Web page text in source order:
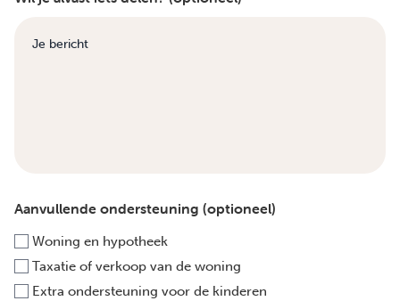
Aanvullende ondersteuning (optioneel)
Woning en hypotheek
Taxatie of verkoop van de woning
Extra ondersteuning voor de kinderen